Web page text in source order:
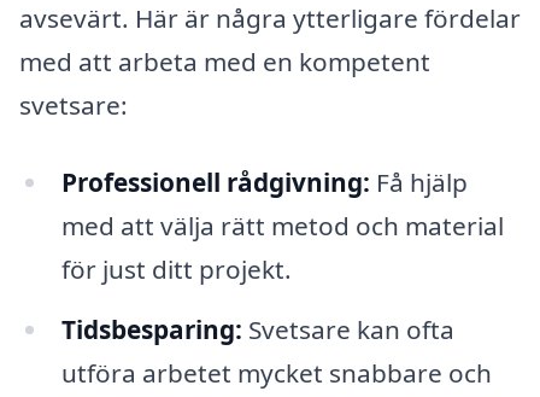
avsevärt. Här är några ytterligare fördelar
med att arbeta med en kompetent
svetsare:
Professionell rådgivning: Få hjälp
med att välja rätt metod och material
för just ditt projekt.
Tidsbesparing: Svetsare kan ofta
utföra arbetet mycket snabbare och